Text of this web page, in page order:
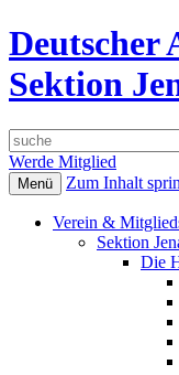
Deutscher
Sektion
Suche
nach:
Werde Mitglied
Menü Zum Inhalt
Verein &
Sektion
Die